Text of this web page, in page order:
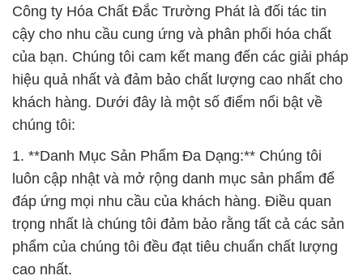
Công ty Hóa Chất Đắc Trường Phát là đối tác tin
cậy cho nhu cầu cung ứng và phân phối hóa chất
của bạn. Chúng tôi cam kết mang đến các giải pháp
hiệu quả nhất và đảm bảo chất lượng cao nhất cho
khách hàng. Dưới đây là một số điểm nổi bật về
chúng tôi:
1. **Danh Mục Sản Phẩm Đa Dạng:** Chúng tôi
luôn cập nhật và mở rộng danh mục sản phẩm để
đáp ứng mọi nhu cầu của khách hàng. Điều quan
trọng nhất là chúng tôi đảm bảo rằng tất cả các sản
phẩm của chúng tôi đều đạt tiêu chuẩn chất lượng
cao nhất.